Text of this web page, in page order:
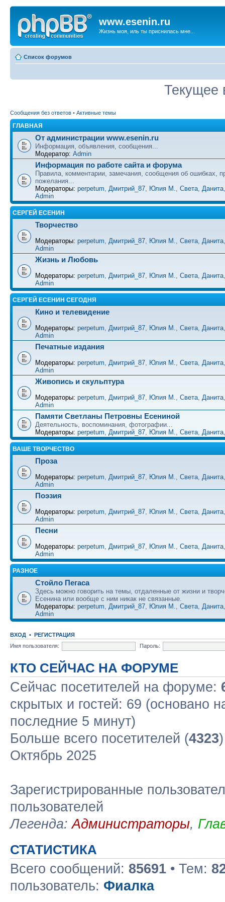
www.esenin.ru
Жизнь моя, иль ты приснилась мне...
Список форумов
Текущее
Сообщения без ответов • Активные темы
ГЛАВНАЯ
От администрации www.esenin.ru
Информация, объявления, сообщения...
Модератор: Admin
Информация по работе сайта и форума
Правила, комментарии, замечания, сообщения об ошибках,
пожелания...
Модераторы: perpetum, Дмитрий_87, Юлия М., Света, Данита
Admin
СЕРГЕЙ ЕСЕНИН
Творчество
Модераторы: perpetum, Дмитрий_87, Юлия М., Света, Данита
Admin
Жизнь и Любовь
Модераторы: perpetum, Дмитрий_87, Юлия М., Света, Данита
Admin
СЕРГЕЙ ЕСЕНИН СЕГОДНЯ
Кино и телевидение
Модераторы: perpetum, Дмитрий_87, Юлия М., Света, Данита
Admin
Печатные издания
Модераторы: perpetum, Дмитрий_87, Юлия М., Света, Данита
Admin
Живопись и скульптура
Модераторы: perpetum, Дмитрий_87, Юлия М., Света, Данита
Admin
Памяти Светланы Петровны Есениной
Деятельность, воспоминания, фотографии...
Модераторы: perpetum, Дмитрий_87, Юлия М., Света, Данита
ВАШЕ ТВОРЧЕСТВО
Проза
Модераторы: perpetum, Дмитрий_87, Юлия М., Света, Данита
Admin
Поэзия
Модераторы: perpetum, Дмитрий_87, Юлия М., Света, Данита
Admin
Песни
Модераторы: perpetum, Дмитрий_87, Юлия М., Света, Данита
Admin
РАЗНОЕ
Стойло Пегаса
Здесь можно говорить на темы, отдаленные от жизни и
Есенина или вообще с ним никак не связанные.
Модераторы: perpetum, Дмитрий_87, Юлия М., Света, Данита
Admin
ВХОД • РЕГИСТРАЦИЯ
Имя пользователя:
Пароль:
КТО СЕЙЧАС НА ФОРУМЕ
Сейчас посетителей на форуме:
скрытых и гостей: 69 (основано
последние 5 минут)
Больше всего посетителей (4323
Октябрь 2025
Зарегистрированные
пользователей
Легенда:Администраторы,
СТАТИСТИКА
Всего сообщений: 85691 • Тем:
пользователь: Фиалка